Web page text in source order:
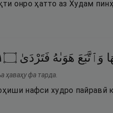
онро ҳатто аз Худам
وَٱتَّبَعَ هَوَىٰهُ فَتَرْدَىٰ ۝
ҳаваҳу фа тарда.
нафси худро пайравӣ